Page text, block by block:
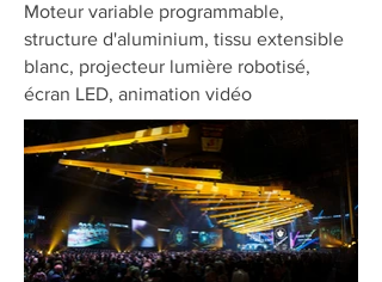
Moteur variable programmable,
structure d'aluminium, tissu extensible
blanc, projecteur lumière robotisé,
écran LED, animation vidéo